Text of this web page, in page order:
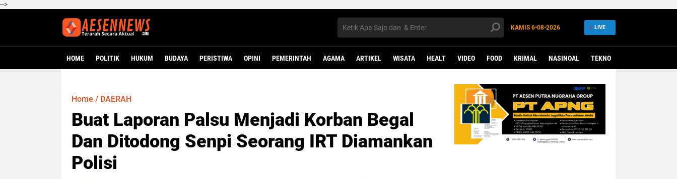
-->
KAMIS 6•08•2026 LIVE
HOME POLITIK HUKUM BUDAYA PERISTIWA OPINI PEMERINTAH AGAMA ARTIKEL WISATA HEALT VIDEO FOOD KRIMAL NASINOAL TEKNO
Home / DAERAH
Buat Laporan Palsu Menjadi Korban Begal
Dan Ditodong Senpi Seorang IRT Diamankan
Polisi